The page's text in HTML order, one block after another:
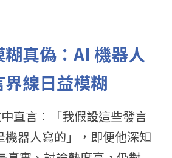
真偽：AI 機器人
線日益模糊
直言：「我假設這些發言
機器人寫的」，即便他深知